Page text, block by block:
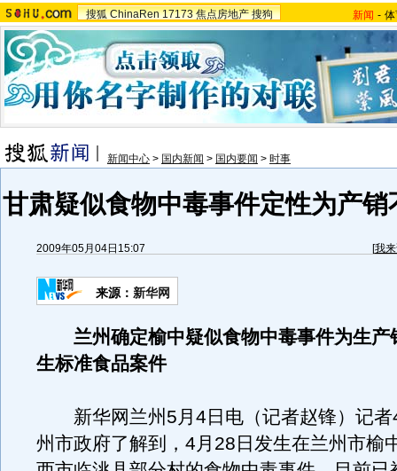
搜狐 ChinaRen 17173 焦点房地产 搜狗 新闻 -
新闻中心 > 国内新闻 > 国内要闻 > 时事
甘肃疑似食物中毒事件定性为产销
2009年05月04日15:07 [我
来源： 新华网
兰州确定榆中疑似食物中毒事件为生产
生标准食品案件
新华网兰州5月4日电（记者赵锋）记者
州市政府了解到，4月28日发生在兰州市榆